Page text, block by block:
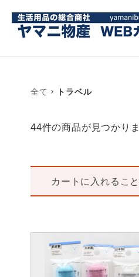
全て トラベル
44件の商品が見つかり
カートに入れるこ